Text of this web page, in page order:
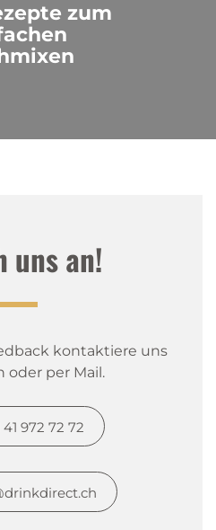
zum
uns an!
kontaktiere uns
oder per Mail.
41 972 72 72